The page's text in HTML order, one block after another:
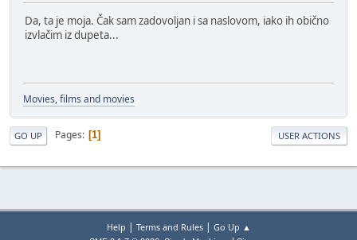
Da, ta je moja. Čak sam zadovoljan i sa naslovom, iako ih obično
izvlačim iz dupeta...
Movies, films and movies
GO UP Pages 1 USER ACTIONS
Help | Terms and Rules| Go Up ▲